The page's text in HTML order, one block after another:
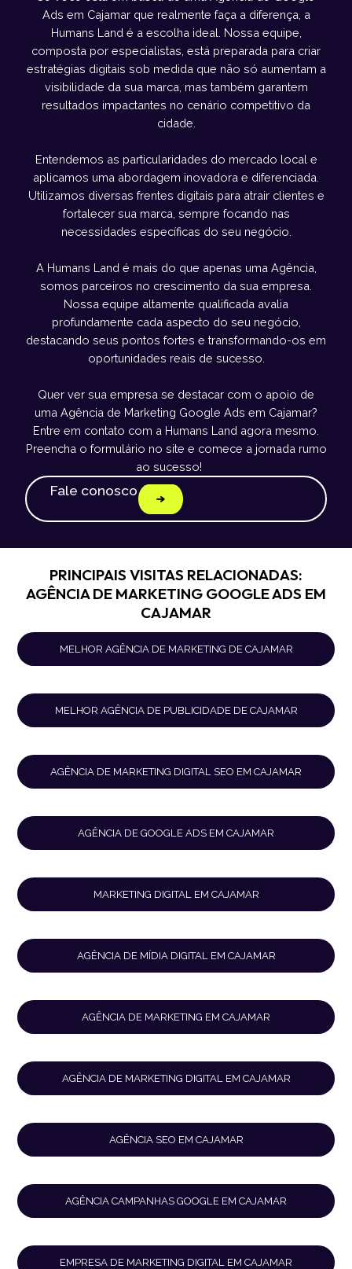
Ads em Cajamar que realmente faça a diferença, a
Humans Land é a escolha ideal. Nossa equipe,
composta por especialistas, está preparada para criar
estratégias digitais sob medida que não só aumentam a
visibilidade da sua marca, mas também garantem
resultados impactantes no cenário competitivo da
cidade.
Entendemos as particularidades do mercado local e
aplicamos uma abordagem inovadora e diferenciada.
Utilizamos diversas frentes digitais para atrair clientes e
fortalecer sua marca, sempre focando nas
necessidades específicas do seu negócio.
A Humans Land é mais do que apenas uma Agência,
somos parceiros no crescimento da sua empresa.
Nossa equipe altamente qualificada avalia
profundamente cada aspecto do seu negócio,
destacando seus pontos fortes e transformando-os em
oportunidades reais de sucesso.
Quer ver sua empresa se destacar com o apoio de
uma Agência de Marketing Google Ads em Cajamar?
Entre em contato com a Humans Land agora mesmo.
Preencha o formulário no site e comece a jornada rumo
ao sucesso!
Fale conosco
PRINCIPAIS VISITAS RELACIONADAS:
AGÊNCIA DE MARKETING GOOGLE ADS EM
CAJAMAR
MELHOR AGÊNCIA DE MARKETING DE CAJAMAR
MELHOR AGÊNCIA DE PUBLICIDADE DE CAJAMAR
AGÊNCIA DE MARKETING DIGITAL SEO EM CAJAMAR
AGÊNCIA DE GOOGLE ADS EM CAJAMAR
MARKETING DIGITAL EM CAJAMAR
AGÊNCIA DE MÍDIA DIGITAL EM CAJAMAR
AGÊNCIA DE MARKETING EM CAJAMAR
AGÊNCIA DE MARKETING DIGITAL EM CAJAMAR
AGÊNCIA SEO EM CAJAMAR
AGÊNCIA CAMPANHAS GOOGLE EM CAJAMAR
EMPRESA DE MARKETING DIGITAL EM CAJAMAR